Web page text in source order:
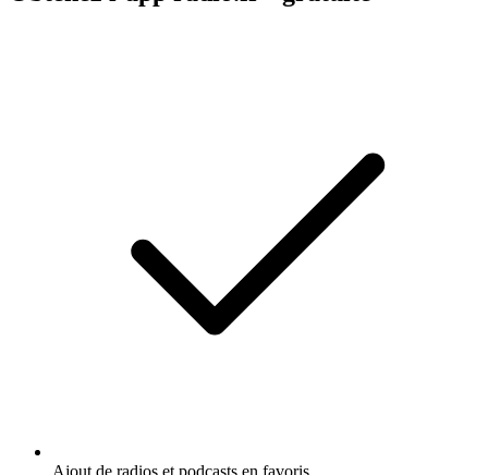
Ajout de radios et podcasts en favoris